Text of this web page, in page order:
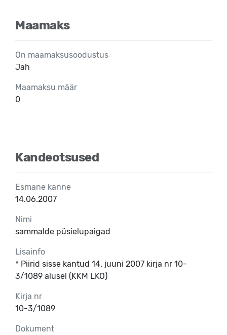
Maamaks
On maamaksusoodustus
Jah
Maamaksu määr
0
Kandeotsused
Esmane kanne
14.06.2007
Nimi
sammalde püsielupaigad
Lisainfo
* Piirid sisse kantud 14. juuni 2007 kirja nr 10-
3/1089 alusel (KKM LKO)
Kirja nr
10-3/1089
Dokument